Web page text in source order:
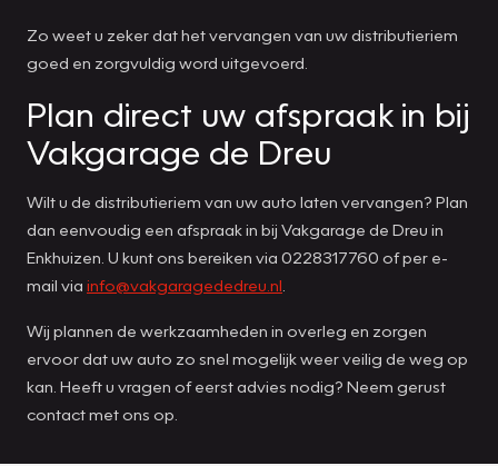
Zo weet u zeker dat het vervangen van uw distributieriem
goed en zorgvuldig word uitgevoerd.
Plan direct uw afspraak in bij
Vakgarage de Dreu
Wilt u de distributieriem van uw auto laten vervangen? Plan
dan eenvoudig een afspraak in bij Vakgarage de Dreu in
Enkhuizen. U kunt ons bereiken via 0228317760 of per e-
mail via info@vakgaragededreu.nl
Wij plannen de werkzaamheden in overleg en zorgen
ervoor dat uw auto zo snel mogelijk weer veilig de weg op
kan. Heeft u vragen of eerst advies nodig? Neem gerust
contact met ons op.